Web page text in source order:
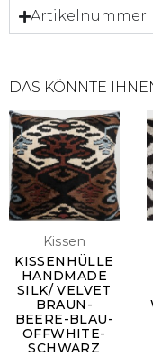
Artikelnummer
DAS KÖNNTE
Kissen
KISSENHÜLLE
HANDMADE
SILK/ VELVET
BRAUN-
BEERE-BLAU-
OFFWHITE-
SCHWARZ